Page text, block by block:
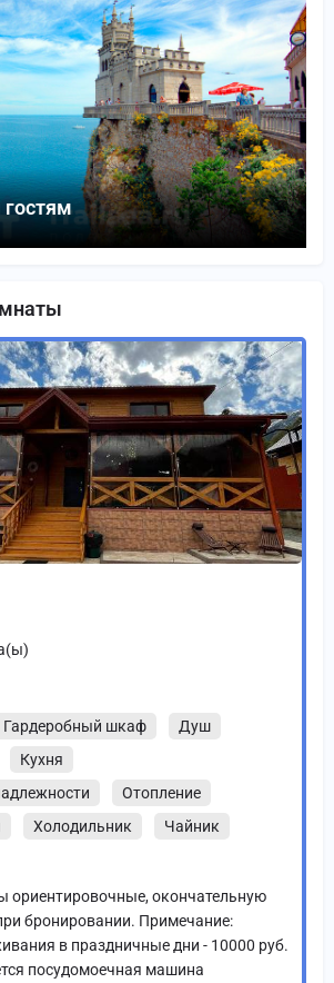
Гардеробный шкаф
Душ
Кухня
Отопление
Холодильник Чайник
ориентировочные, окончательную
бронировании. Примечание:
в праздничные дни - 10000 руб.
посудомоечная машина